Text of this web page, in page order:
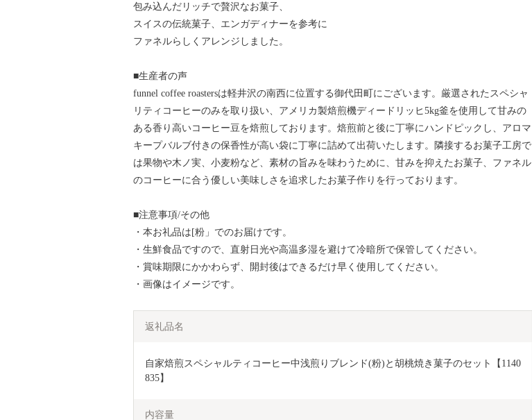
包み込んだリッチで贅沢なお菓子、
スイスの伝統菓子、エンガディナーを参考に
ファネルらしくアレンジしました。
■生産者の声
funnel coffee roastersは軽井沢の南西に位置する御代田町にございます。厳選されたスペシャ
リティコーヒーのみを取り扱い、アメリカ製焙煎機ディードリッヒ5kg釜を使用して甘みの
ある香り高いコーヒー豆を焙煎しております。焙煎前と後に丁寧にハンドピックし、アロマ
キープバルブ付きの保香性が高い袋に丁寧に詰めて出荷いたします。隣接するお菓子工房で
は果物や木ノ実、小麦粉など、素材の旨みを味わうために、甘みを抑えたお菓子、ファネル
のコーヒーに合う優しい美味しさを追求したお菓子作りを行っております。
■注意事項/その他
・本お礼品は[粉」でのお届けです。
・生鮮食品ですので、直射日光や高温多湿を避けて冷暗所で保管してください。
・賞味期限にかかわらず、開封後はできるだけ早く使用してください。
・画像はイメージです。
返礼品名
自家焙煎スペシャルティコーヒー中浅煎りブレンド(粉)と胡桃焼き菓子のセット【1140
835】
内容量